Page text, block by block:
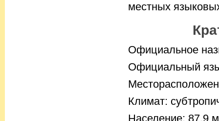
местных
Официальное
Официальный
Климат:
Население: 87,9